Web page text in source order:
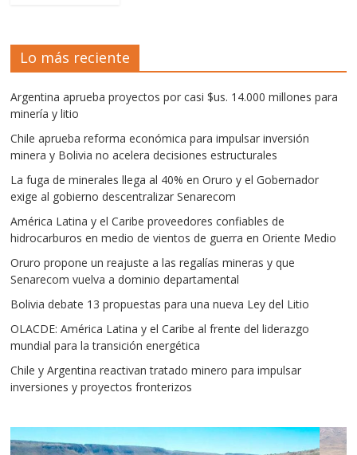
Lo más reciente
Argentina aprueba proyectos por casi $us. 14.000 millones para
minería y litio
Chile aprueba reforma económica para impulsar inversión
minera y Bolivia no acelera decisiones estructurales
La fuga de minerales llega al 40% en Oruro y el Gobernador
exige al gobierno descentralizar Senarecom
América Latina y el Caribe proveedores confiables de
hidrocarburos en medio de vientos de guerra en Oriente Medio
Oruro propone un reajuste a las regalías mineras y que
Senarecom vuelva a dominio departamental
Bolivia debate 13 propuestas para una nueva Ley del Litio
OLACDE: América Latina y el Caribe al frente del liderazgo
mundial para la transición energética
Chile y Argentina reactivan tratado minero para impulsar
inversiones y proyectos fronterizos